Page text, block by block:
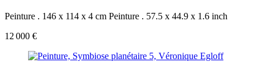
Peinture . 146 x 114 x 4 cm Peinture . 57.5 x 44.9 x 1.6 inch
12 000 €